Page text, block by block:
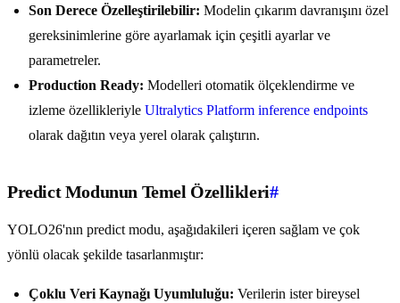
Son Derece Özelleştirilebilir: Modelin çıkarım davranışını özel
gereksinimlerine göre ayarlamak için çeşitli ayarlar ve
parametreler.
Production Ready: Modelleri otomatik ölçeklendirme ve
izleme özellikleriyle Ultralytics Platform inference endpoints
olarak dağıtın veya yerel olarak çalıştırın.
Predict Modunun Temel Özellikleri#
YOLO26'nın predict modu, aşağıdakileri içeren sağlam ve çok
yönlü olacak şekilde tasarlanmıştır:
Çoklu Veri Kaynağı Uyumluluğu: Verilerin ister bireysel